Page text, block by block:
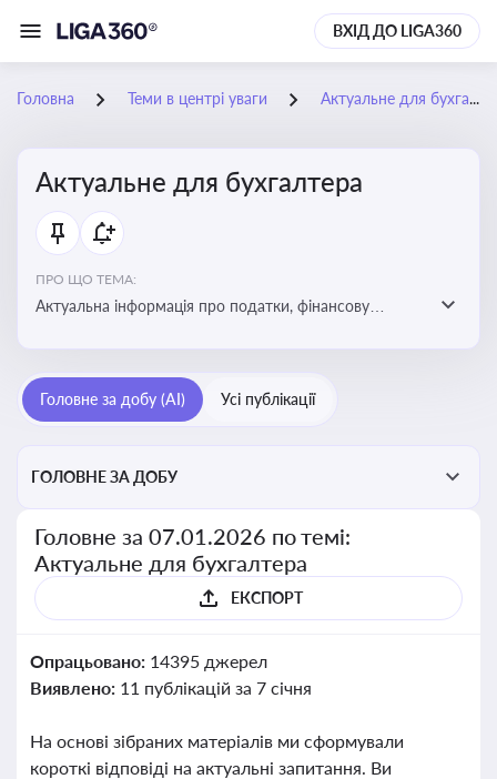
ВХІД ДО LIGA360
Головна Теми в центрі уваги Актуальне для бухгалтера
Актуальне для бухгалтера
ПРО ЩО ТЕМА:
Актуальна інформація про податки, фінансову
підприємств
Головне за добу (AI) Усі публікації
ГОЛОВНЕ ЗА ДОБУ
Головне за 07.01.2026 по темі:
Актуальне для бухгалтера
ЕКСПОРТ
Опрацьовано: 14395 джерел
Виявлено: 11 публікацій за 7 січня
На основі зібраних матеріалів ми сформували
короткі відповіді на актуальні запитання. Ви